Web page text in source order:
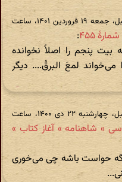
در ‫۴ سال و ۴ ماه قبل، جمعه ۱۹ فروردین ۱۴۰۱، ساعت
۴۵۵
:
پنجم را اصلاََ نخوانده
لمعَ البرقُ.... دیگر
در ‫۴ سال و ۶ ماه قبل، چهارشنبه ۲۲ دی ۱۴۰۰، ساعت
» شاهنامه » آغاز کتاب »
حواست باشه چی می‌خوری